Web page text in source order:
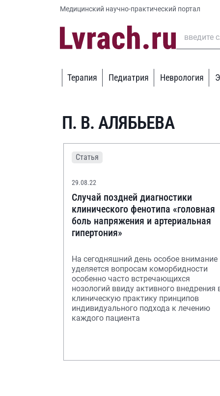
Медицинский научно-практический портал
Терапия Педиатрия Неврология
П. В. АЛЯБЬЕВА
Статья
29.08.22
Случай поздней диагностики
клинического фенотипа «головная
боль напряжения и артериальная
гипертония»
На сегодняшний день особое внимание
уделяется вопросам коморбидности
особенно часто встречающихся
нозологий ввиду активного внедрения
клиническую практику принципов
индивидуального подхода к лечению
каждого пациента